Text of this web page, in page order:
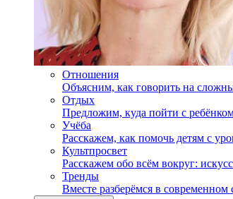
Отношения
Объясним, как говорить на
Отдых
Предложим, куда пойти с
Учёба
Расскажем, как помочь детям с
Культпросвет
Расскажем обо всём вокруг:
Тренды
Вместе разберёмся в